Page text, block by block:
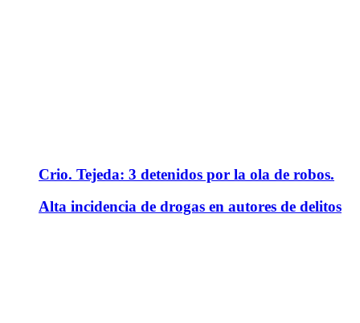
Crio. Tejeda: 3 detenidos por la ola de robos.
Alta incidencia de drogas en autores de delitos